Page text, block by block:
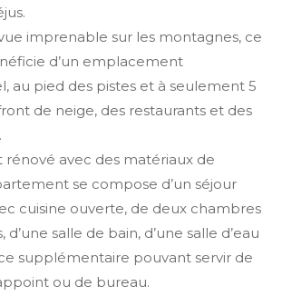
imprenable sur les montagnes, ce
d’un emplacement
au pied des pistes et à seulement 5
de neige, des restaurants et des
rénové avec des matériaux de
se compose d’un séjour
cuisine ouverte, de deux chambres
salle de bain, d’une salle d’eau
supplémentaire pouvant servir de
ou de bureau.